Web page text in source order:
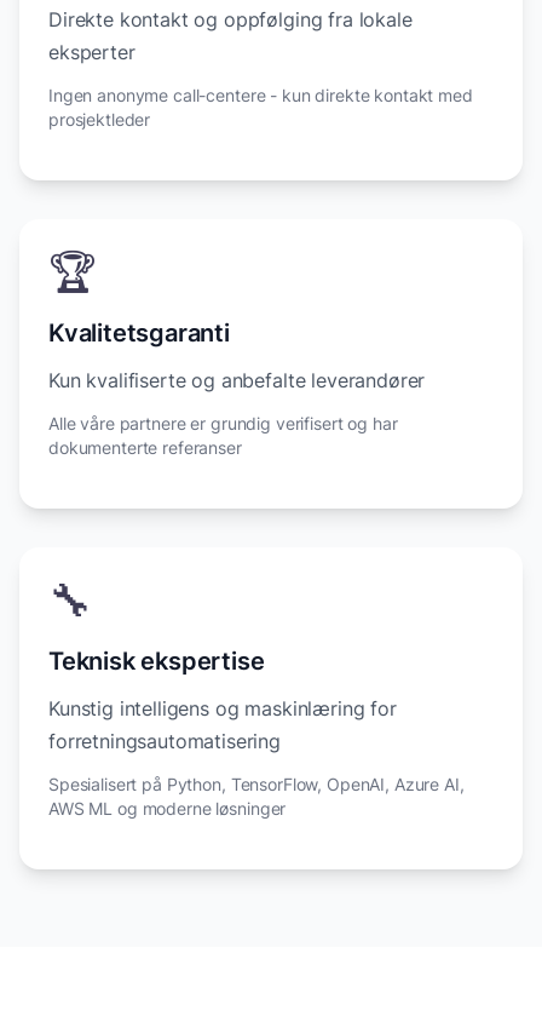
Direkte kontakt og oppfølging fra lokale
eksperter
Ingen anonyme call-centere - kun direkte kontakt med
prosjektleder
🏆
Kvalitetsgaranti
Kun kvalifiserte og anbefalte leverandører
Alle våre partnere er grundig verifisert og har
dokumenterte referanser
🔧
Teknisk ekspertise
Kunstig intelligens og maskinlæring for
forretningsautomatisering
Spesialisert på Python, TensorFlow, OpenAI, Azure AI,
AWS ML og moderne løsninger